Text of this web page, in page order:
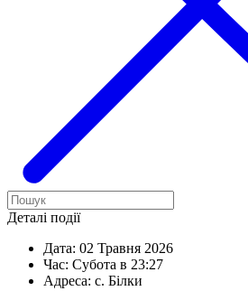
Деталі події
Дата: 02 Травня 2026
Час: Субота в 23:27
Адреса: с. Білки